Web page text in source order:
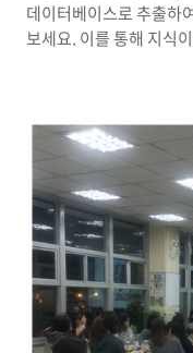
데이터베이스로 추출하
보세요. 이를 통해 지식